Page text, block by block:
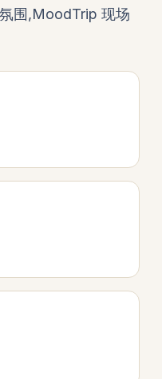
围,MoodTrip 现场